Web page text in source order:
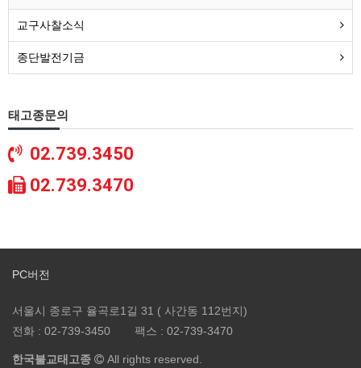
교구사찰소식
종단발전기금
태고종문의
02.739.3450
02.739.3470
PC버전
서울시 종로구 율곡로1길 31 ( 사간동 112번지)
전화 : 02-739-3450 팩스 : 02-739-3470
한국불교태고종 All rights reserved.